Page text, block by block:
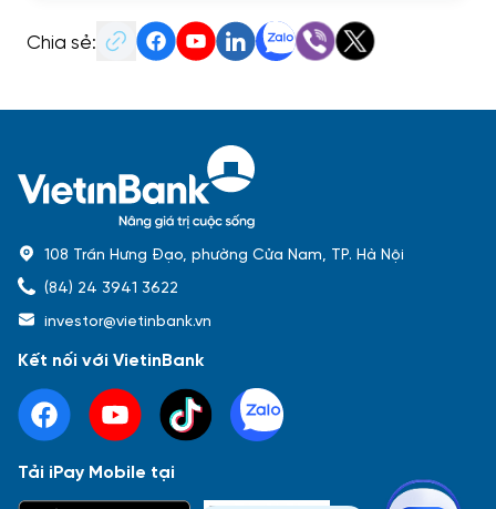
Chia sẻ:
108 Trần Hưng Đạo, phường Cửa Nam, TP. Hà Nội
(84) 24 3941 3622
investor@vietinbank.vn
Kết nối với VietinBank
Tải iPay Mobile tại